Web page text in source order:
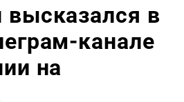
в
канале
на